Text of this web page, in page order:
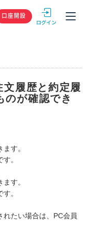
GMOクリック
口座開設
文履歴と約定履
のが確認でき
す。
。
す。
。
たい場合は、PC会員